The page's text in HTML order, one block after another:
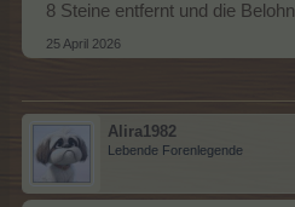
8 Steine entfernt und die
25 April 2026
Alira1982
Lebende Forenlegende